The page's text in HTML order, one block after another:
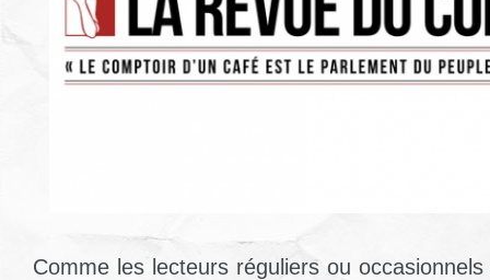
Comme les lecteurs réguliers ou